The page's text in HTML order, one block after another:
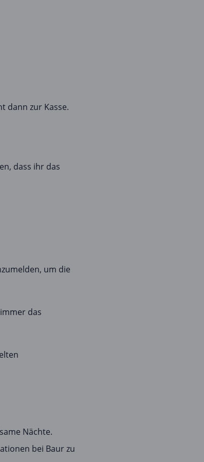
dann zur Kasse.
dass ihr das
um die
das
Nächte.
bei Baur zu